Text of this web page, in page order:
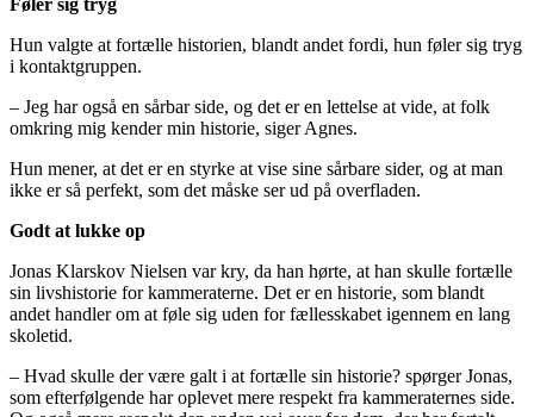
Føler sig tryg
Hun valgte at fortælle historien, blandt andet fordi, hun føler sig tryg
i kontaktgruppen.
– Jeg har også en sårbar side, og det er en lettelse at vide, at folk
omkring mig kender min historie, siger Agnes.
Hun mener, at det er en styrke at vise sine sårbare sider, og at man
ikke er så perfekt, som det måske ser ud på overfladen.
Godt at lukke op
Jonas Klarskov Nielsen var kry, da han hørte, at han skulle fortælle
sin livshistorie for kammeraterne. Det er en historie, som blandt
andet handler om at føle sig uden for fællesskabet igennem en lang
skoletid.
– Hvad skulle der være galt i at fortælle sin historie? spørger Jonas,
som efterfølgende har oplevet mere respekt fra kammeraternes side.